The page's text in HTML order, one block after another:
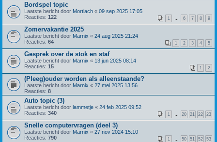
Bordspel topic
Laatste bericht door Mortlach « 09 sep 2025 17:05
Reacties: 122 1 6 7 8 9
Zomervakantie 2025
Laatste bericht door Marnix « 24 aug 2025 21:24
Reacties: 64 1 2 3 4 5
Gesprek over de stok en staf
Laatste bericht door Marnix « 13 jun 2025 08:14
Reacties: 15 1 2
(Pleeg)ouder worden als alleenstaande?
Laatste bericht door Marnix « 27 mei 2025 13:56
Reacties: 8
Auto topic (3)
Laatste bericht door lammetje « 24 feb 2025 09:52
Reacties: 340 1 20 21 22 23
Snelle computervragen (deel 3)
Laatste bericht door Marnix « 27 nov 2024 15:10
Reacties: 790 1 50 51 52 53